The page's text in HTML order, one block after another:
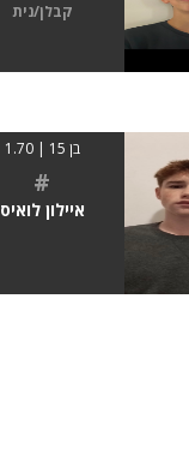
קבלן/נית
בן 15 | 1.70
#
איילון לואיס